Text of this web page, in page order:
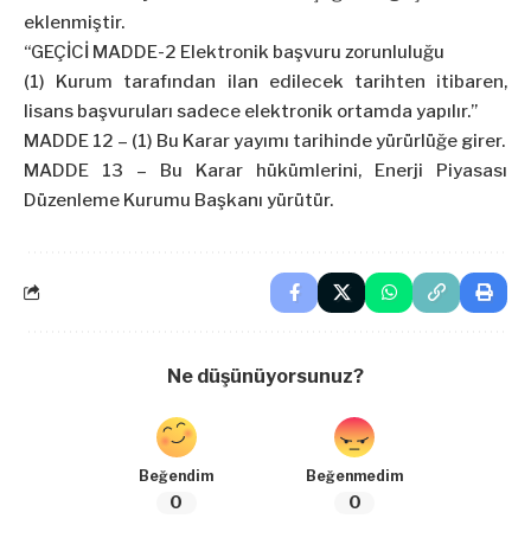
eklenmiştir.
“GEÇİCİ MADDE-2 Elektronik başvuru zorunluluğu
(1) Kurum tarafından ilan edilecek tarihten itibaren,
lisans başvuruları sadece elektronik ortamda yapılır.”
MADDE 12 – (1) Bu Karar yayımı tarihinde yürürlüğe girer.
MADDE 13 – Bu Karar hükümlerini, Enerji Piyasası
Düzenleme Kurumu Başkanı yürütür.
Ne düşünüyorsunuz?
Beğendim
0
Beğenmedim
0